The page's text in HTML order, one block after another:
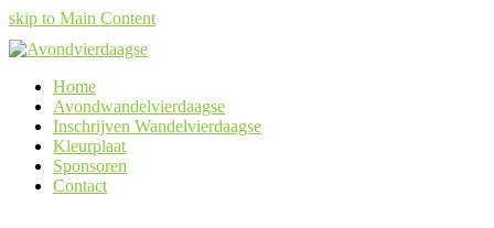
skip to Main Content
Home
Avondwandelvierdaagse
Inschrijven Wandelvierdaagse
Kleurplaat
Sponsoren
Contact